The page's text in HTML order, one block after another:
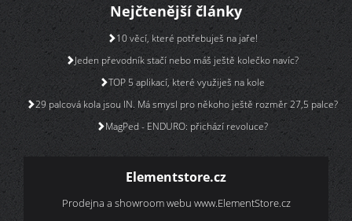
Nejčtenější články
10 věcí, které potřebuješ na jaře!
Jeden převodník stačí nebo máš ještě kolečko navíc?
TOP 5 aplikací, které využiješ na kole
29 palcová kola jsou IN. Má smysl pro někoho ještě rozměr 27,5 palce?
MagPed - ENDURO: přichází revoluce?
Elementstore.cz
Prodejna a showroom webu www.ElementStore.cz